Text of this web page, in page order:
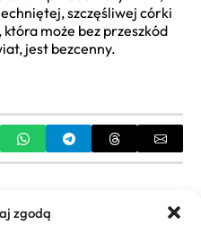
zgodą
szczęśliwej córki
może bez przeszkód
jest bezcenny.
Kompletny